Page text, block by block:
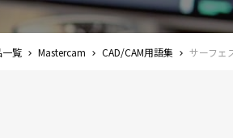
一覧 Mastercam CAD/CAM用語集 サーフェ